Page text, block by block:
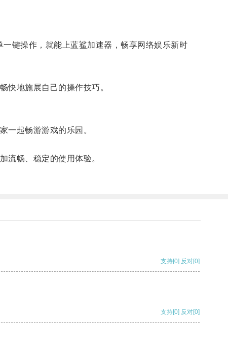
键操作，就能上蓝鲨加速器，畅享网络娱乐新时
地施展自己的操作技巧。
起畅游游戏的乐园。
畅、稳定的使用体验。
支持[0] 反对[0]
支持[0] 反对[0]